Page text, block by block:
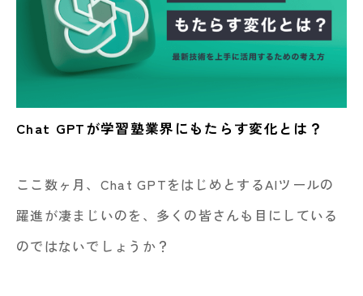
Chat GPTが学習塾業界にもたらす変化とは？
ここ数ヶ月、Chat GPTをはじめとするAIツールの
躍進が凄まじいのを、多くの皆さんも目にしている
のではないでしょうか？